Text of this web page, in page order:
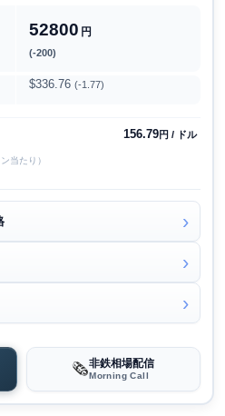
52800 円
(-200)
$336.76 (-1.77)
156.79円 / ドル
当たり）
🗞️非鉄相場配信
Morning Call